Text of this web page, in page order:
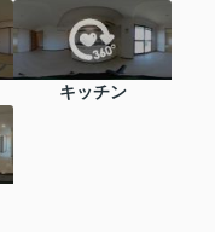
キッチン